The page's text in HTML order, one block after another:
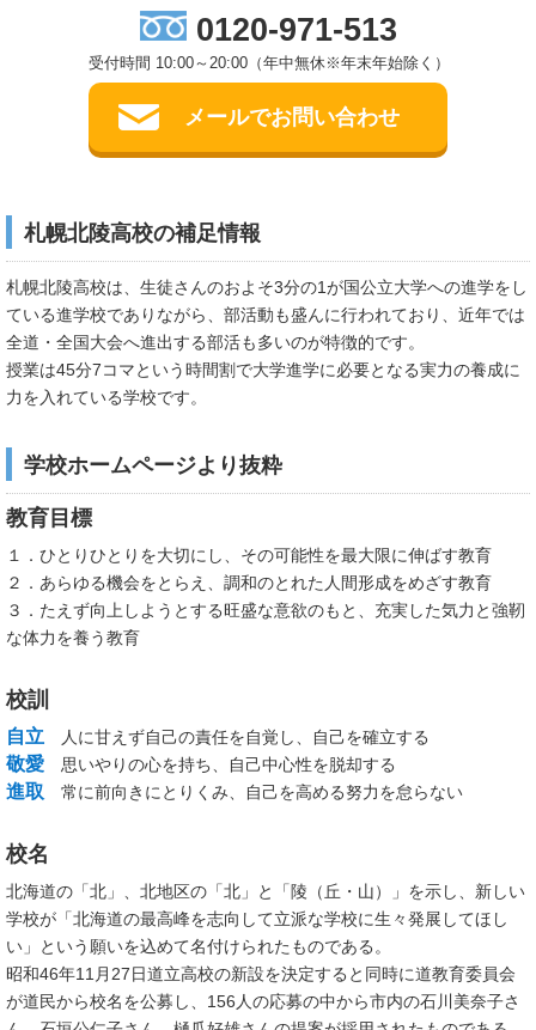
0120-971-513
受付時間 10:00～20:00（年中無休※年末年始除く）
メールでお問い合わせ
札幌北陵高校の補足情報
札幌北陵高校は、生徒さんのおよそ3分の1が国公立大学への進学をし
ている進学校でありながら、部活動も盛んに行われており、近年では
全道・全国大会へ進出する部活も多いのが特徴的です。
授業は45分7コマという時間割で大学進学に必要となる実力の養成に
力を入れている学校です。
学校ホームページより抜粋
教育目標
１．ひとりひとりを大切にし、その可能性を最大限に伸ばす教育
２．あらゆる機会をとらえ、調和のとれた人間形成をめざす教育
３．たえず向上しようとする旺盛な意欲のもと、充実した気力と強靭
な体力を養う教育
校訓
自立 人に甘えず自己の責任を自覚し、自己を確立する
敬愛 思いやりの心を持ち、自己中心性を脱却する
進取 常に前向きにとりくみ、自己を高める努力を怠らない
校名
北海道の「北」、北地区の「北」と「陵（丘・山）」を示し、新しい
学校が「北海道の最高峰を志向して立派な学校に生々発展してほし
い」という願いを込めて名付けられたものである。
昭和46年11月27日道立高校の新設を決定すると同時に道教育委員会
が道民から校名を公募し、156人の応募の中から市内の石川美奈子さ